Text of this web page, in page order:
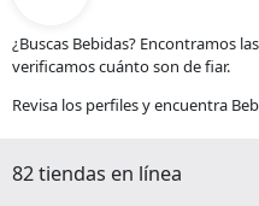
¿Buscas Bebidas? Encontramos
verificamos cuánto son de fiar.
Revisa los perfiles y encuentra
82 tiendas en línea